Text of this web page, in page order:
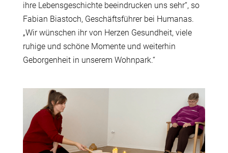
ihre Lebensgeschichte beeindrucken uns sehr“, so
Fabian Biastoch, Geschäftsführer bei Humanas.
„Wir wünschen ihr von Herzen Gesundheit, viele
ruhige und schöne Momente und weiterhin
Geborgenheit in unserem Wohnpark.“